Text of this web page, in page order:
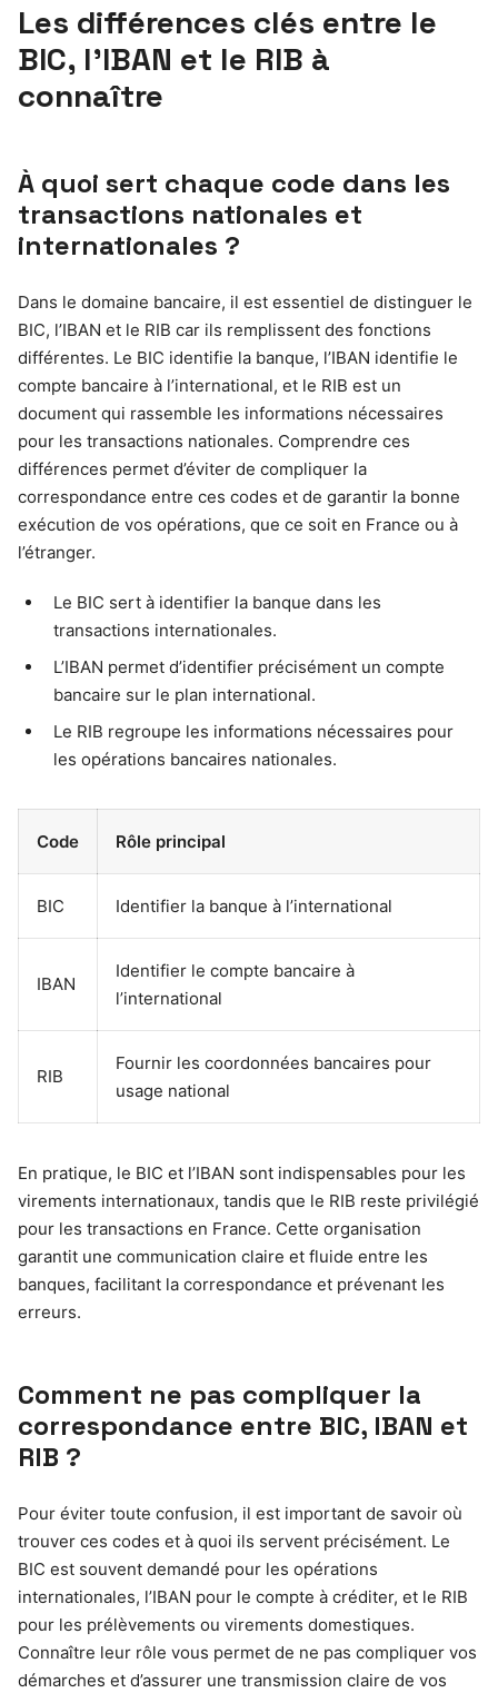
Les différences clés entre le
BIC, l’IBAN et le RIB à
connaître
À quoi sert chaque code dans les
transactions nationales et
internationales ?
Dans le domaine bancaire, il est essentiel de distinguer le
BIC, l’IBAN et le RIB car ils remplissent des fonctions
différentes. Le BIC identifie la banque, l’IBAN identifie le
compte bancaire à l’international, et le RIB est un
document qui rassemble les informations nécessaires
pour les transactions nationales. Comprendre ces
différences permet d’éviter de compliquer la
correspondance entre ces codes et de garantir la bonne
exécution de vos opérations, que ce soit en France ou à
l’étranger.
Le BIC sert à identifier la banque dans les
transactions internationales.
L’IBAN permet d’identifier précisément un compte
bancaire sur le plan international.
Le RIB regroupe les informations nécessaires pour
les opérations bancaires nationales.
Code Rôle principal
BIC Identifier la banque à l’international
IBAN
Identifier le compte bancaire à
l’international
RIB
Fournir les coordonnées bancaires pour
usage national
En pratique, le BIC et l’IBAN sont indispensables pour les
virements internationaux, tandis que le RIB reste privilégié
pour les transactions en France. Cette organisation
garantit une communication claire et fluide entre les
banques, facilitant la correspondance et prévenant les
erreurs.
Comment ne pas compliquer la
correspondance entre BIC, IBAN et
RIB ?
Pour éviter toute confusion, il est important de savoir où
trouver ces codes et à quoi ils servent précisément. Le
BIC est souvent demandé pour les opérations
internationales, l’IBAN pour le compte à créditer, et le RIB
pour les prélèvements ou virements domestiques.
Connaître leur rôle vous permet de ne pas compliquer vos
démarches et d’assurer une transmission claire de vos